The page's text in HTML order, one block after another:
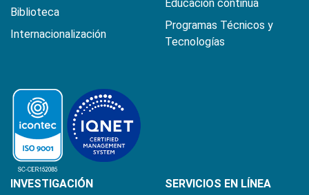
Biblioteca
Internacionalización
Educación continua
Programas Técnicos y
Tecnologías
INVESTIGACIÓN SERVICIOS EN LÍNEA